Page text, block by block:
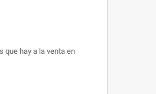
que hay a la venta en